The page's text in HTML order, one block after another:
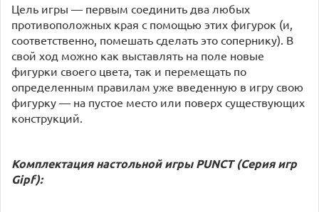
Цель игры — первым соединить два любых
противоположных края с помощью этих фигурок (и,
соответственно, помешать сделать это сопернику). В
свой ход можно как выставлять на поле новые
фигурки своего цвета, так и перемещать по
определенным правилам уже введенную в игру свою
фигурку — на пустое место или поверх существующих
конструкций.
Комплектация настольной игрыPUNCT (Серия игр
Gipf):